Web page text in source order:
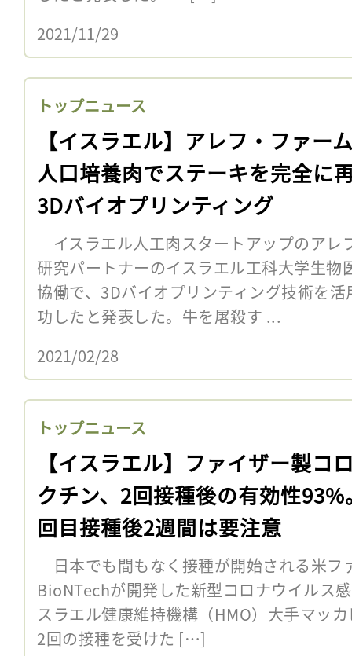
2021/11/29
トップニュース
【イスラエル】アレフ・ファー
人口培養肉でステーキを完全に
3Dバイオプリンティング
イスラエル人工肉スタートアップのアレ
研究パートナーのイスラエル工科大学生物
協働で、3Dバイオプリンティング技術を
功したと発表した。牛を屠殺す ...
2021/02/28
トップニュース
【イスラエル】ファイザー製コ
クチン、2回接種後の有効性93%
回目接種後2週間は要注意
日本でも間もなく接種が開始される米フ
BioNTechが開発した新型コロナウイルス
スラエル健康維持機構（HMO）大手マッ
2回の接種を受けた […]